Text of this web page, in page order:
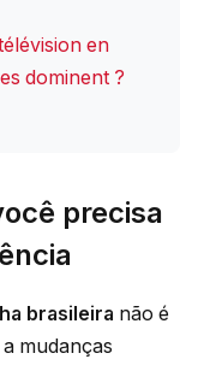
en
dominent ?
precisa
brasileira não é
mudanças